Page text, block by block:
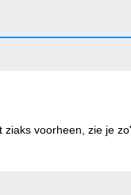
voorheen, zie je